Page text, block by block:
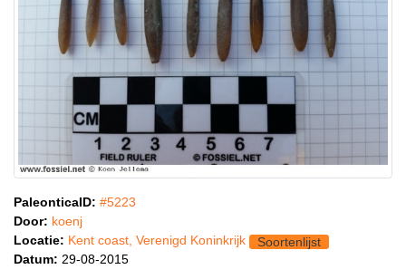
PaleonticaID: #5223
Door: koenj
Locatie: Kent coast, Verenigd Koninkrijk
Soortenlijst
Datum: 29-08-2015